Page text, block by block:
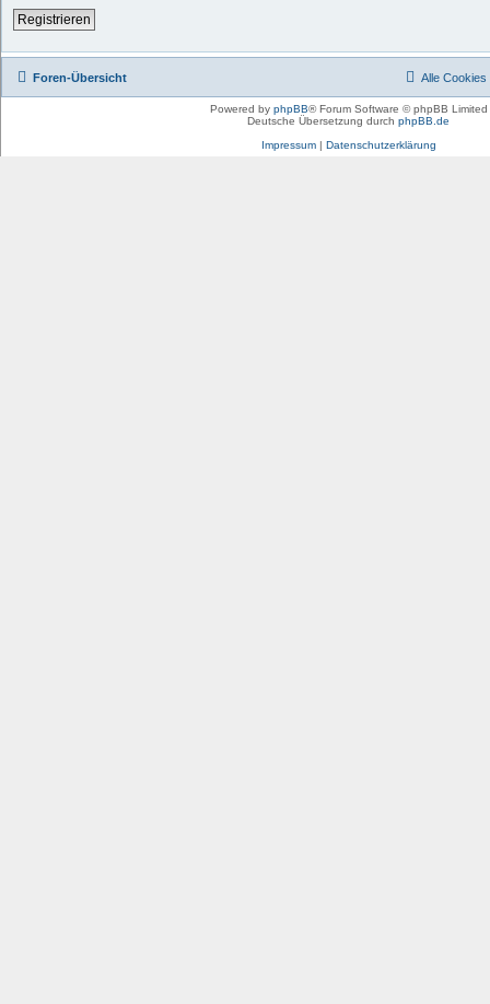
Registrieren
Foren-Übersicht Alle Cookies
Powered by phpBB® Forum Software © phpBB Limited
Deutsche Übersetzung durch phpBB.de
Impressum| Datenschutzerklärung